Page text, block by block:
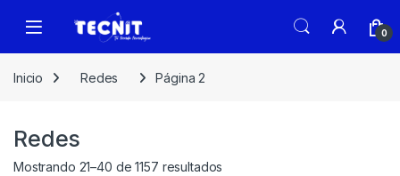
0
Inicio Redes Página 2
Redes
Mostrando 21–40 de 1157 resultados